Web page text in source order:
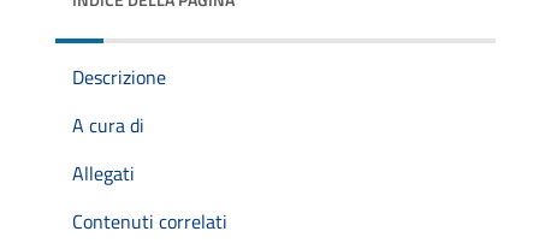
Descrizione
A cura di
Allegati
Contenuti correlati